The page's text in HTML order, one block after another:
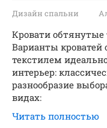
Дизайн спальни
Кровати
Варианты
текстилем
интерьер:
разнообразие
видах:
Читать полностью